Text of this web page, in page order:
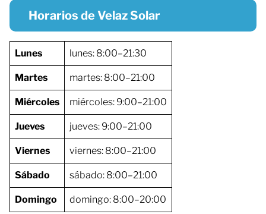
Horarios de Velaz Solar
Lunes lunes: 8:00–21:30
Martes martes: 8:00–21:00
Miércoles miércoles: 9:00–21:00
Jueves jueves: 9:00–21:00
Viernes viernes: 8:00–21:00
Sábado sábado: 8:00–21:00
Domingo domingo: 8:00–20:00